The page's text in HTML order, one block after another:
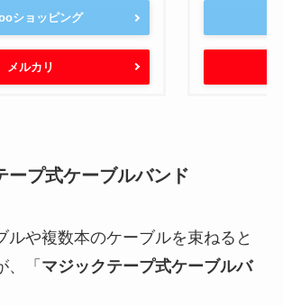
ショッピング
メルカリ
プ式ケーブルバンド
ルや複数本のケーブルを束ねると
「 マジックテープ式ケーブルバ